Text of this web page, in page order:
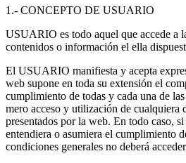
1.- CONCEPTO DE USUARIO
USUARIO es todo aquel que accede a
contenidos o información el ella
El USUARIO manifiesta y acepta
web supone en toda su extensión el
cumplimiento de todas y cada una de
mero acceso y utilización de cualquiera
presentados por la web. En todo caso,
entendiera o asumiera el cumplimiento
condiciones generales no deberá